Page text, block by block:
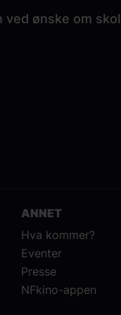
ved ønske om
ANNET
Hva kommer?
Eventer
Presse
NFkino-appen